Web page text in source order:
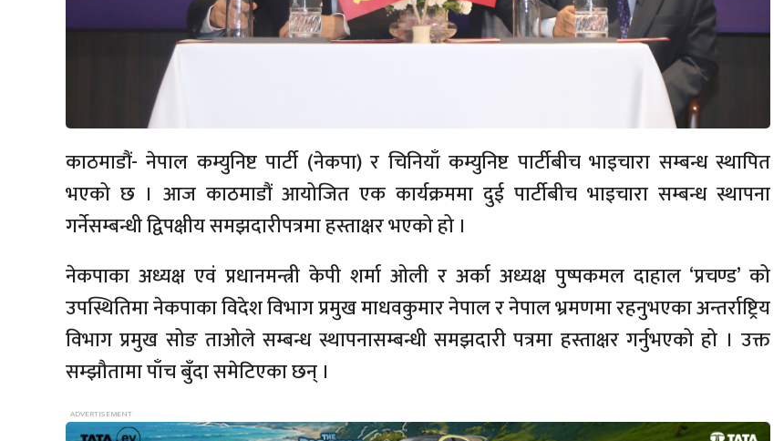
काठमाडौं- नेपाल कम्युनिष्ट पार्टी (नेकपा) र चिनियाँ कम्युनिष्ट पार्टीबीच भाइचारा सम्बन्ध स्थापित
भएको छ । आज काठमाडौं आयोजित एक कार्यक्रममा दुई पार्टीबीच भाइचारा सम्बन्ध स्थापना
गर्नेसम्बन्धी द्विपक्षीय समझदारीपत्रमा हस्ताक्षर भएको हो ।
नेकपाका अध्यक्ष एवं प्रधानमन्त्री केपी शर्मा ओली र अर्का अध्यक्ष पुष्पकमल दाहाल ‘प्रचण्ड’ को
उपस्थितिमा नेकपाका विदेश विभाग प्रमुख माधवकुमार नेपाल र नेपाल भ्रमणमा रहनुभएका अन्तर्राष्ट्रिय
विभाग प्रमुख सोङ ताओले सम्बन्ध स्थापनासम्बन्धी समझदारी पत्रमा हस्ताक्षर गर्नुभएको हो । उक्त
सम्झौतामा पाँच बुँदा समेटिएका छन् ।